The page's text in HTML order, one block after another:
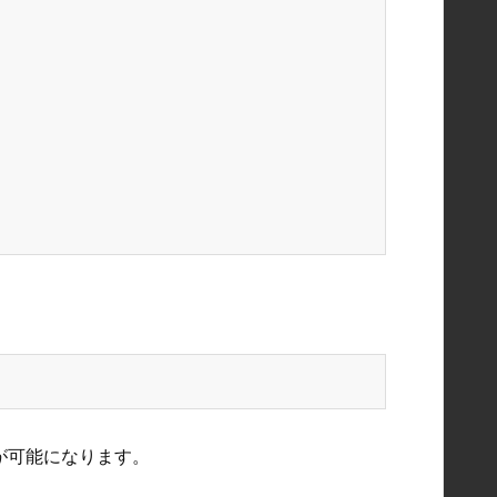
能になります。